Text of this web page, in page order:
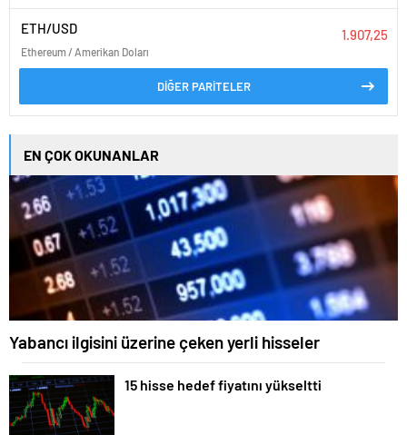
ETH/USD
Ethereum / Amerikan Doları
1.907,25
DİĞER PARİTELER
EN ÇOK OKUNANLAR
Yabancı ilgisini üzerine çeken yerli hisseler
15 hisse hedef fiyatını yükseltti